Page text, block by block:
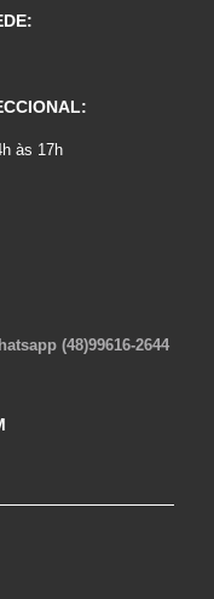
às 17h
(48)99616-2644